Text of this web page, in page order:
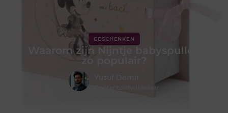
GESCHENKEN
Waarom zijn Nijntje babyspullen
zo populair?
Contentontwikkelaar